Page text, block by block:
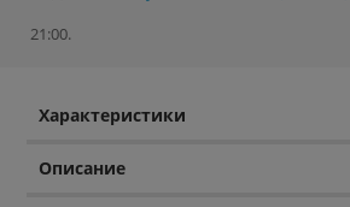
21:00.
Характеристики
Описание